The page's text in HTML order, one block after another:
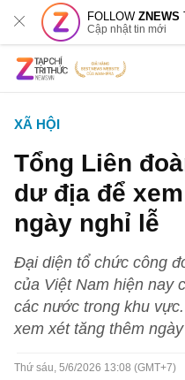
FOLLOWZNEWS
Cập nhật tin mới
XÃ HỘI
Tổng Liên
dư địa để
ngày nghỉ lễ
Đại diện tổ chức công
của Việt Nam hiện nay
các nước trong khu
xem xét tăng thêm
Thứ sáu, 5/6/2026 13:08 (GMT+7)